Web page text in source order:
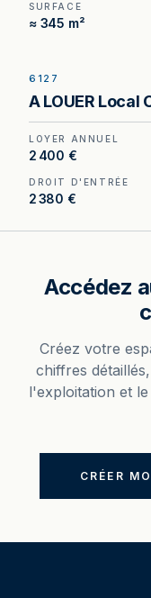
SURFACE
≈ 345 m²
Local
13 rue
6127
A LOUER Local
LOYER ANNUEL
2 400 €
DROIT D'ENTRÉE
2 380 €
Accédez
Créez votre
chiffres
l'exploitation et
CRÉER